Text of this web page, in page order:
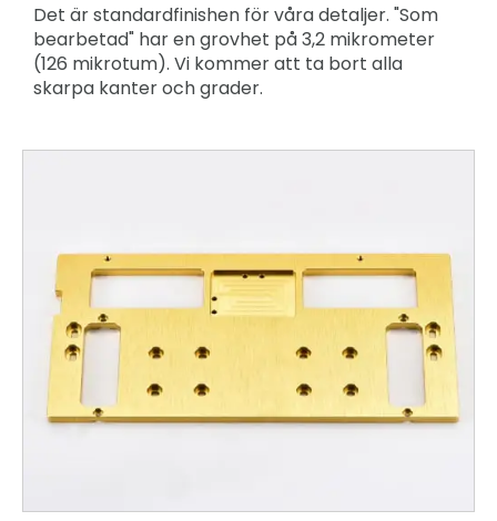
Det är standardfinishen för våra detaljer. "Som
bearbetad" har en grovhet på 3,2 mikrometer
(126 mikrotum). Vi kommer att ta bort alla
skarpa kanter och grader.